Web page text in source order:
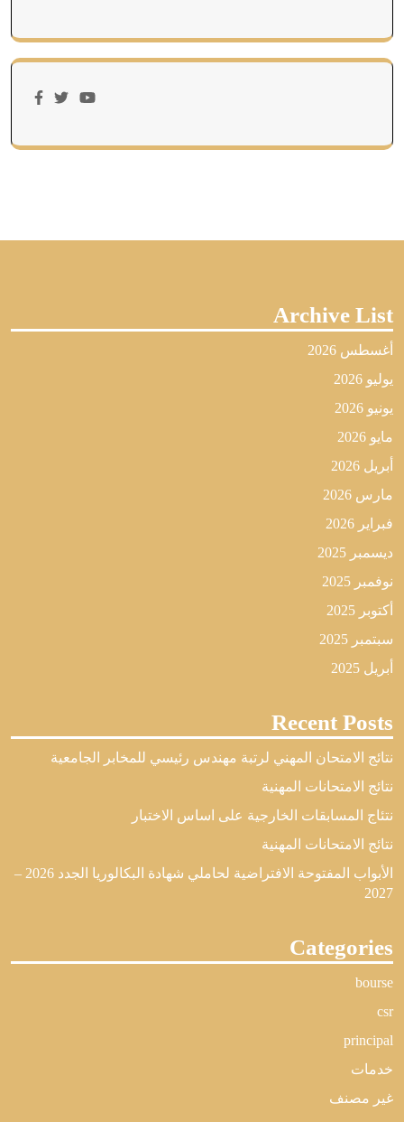
Archive List
أغسطس 2026
يوليو 2026
يونيو 2026
مايو 2026
أبريل 2026
مارس 2026
فبراير 2026
ديسمبر 2025
نوفمبر 2025
أكتوبر 2025
سبتمبر 2025
أبريل 2025
Recent Posts
نتائج الامتحان المهني لرتبة مهندس رئيسي للمخابر الجامعية
نتائج الامتحانات المهنية
نتئاج المسابقات الخارجية على اساس الاختبار
نتائج الامتحانات المهنية
الأبواب المفتوحة الافتراضية لحاملي شهادة البكالوريا الجدد 2026 –
2027
Categories
bourse
csr
principal
خدمات
غير مصنف